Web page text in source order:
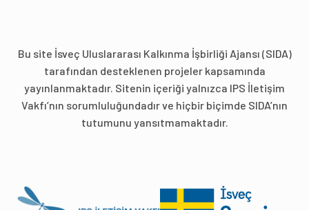
Bu site İsveç Uluslararası Kalkınma İşbirliği Ajansı (SIDA)
tarafından desteklenen projeler kapsamında
yayınlanmaktadır. Sitenin içeriği yalnızca IPS İletişim
Vakfı’nın sorumluluğundadır ve hiçbir biçimde SIDA’nın
tutumunu yansıtmamaktadır.